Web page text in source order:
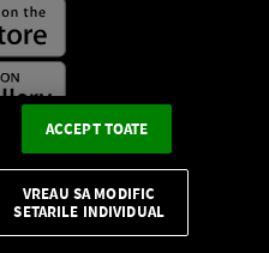
CONFIDENŢIALITATE
ACCEPT TOATE
VREAU SA MODIFIC
SETARILE INDIVIDUAL